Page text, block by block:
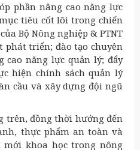
phần nâng cao năng lực
tiêu cốt lõi trong chiến
Bộ Nông nghiệp & PTNT
phát triển; đào tạo chuyên
cao năng lực quản lý; đẩy
hiện chính sách quản lý
cầu và xây dựng đội ngũ
trên, đồng thời hướng đến
thực phẩm an toàn và
khoa học trong nông